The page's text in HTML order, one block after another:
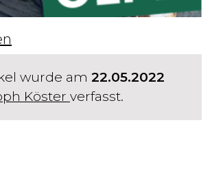
wurde am 22.05.2022
Köster verfasst.